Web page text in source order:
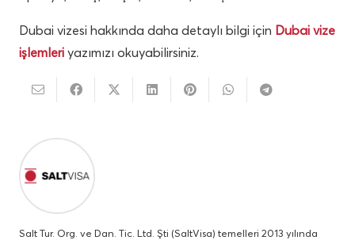
Dubai vizesi hakkında daha detaylı bilgi için Dubai vize
işlemleri yazımızı okuyabilirsiniz.
Salt Tur. Org. ve Dan. Tic. Ltd. Şti (SaltVisa) temelleri 2013 yılında